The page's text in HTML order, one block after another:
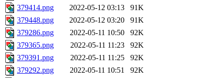
379414.png
2022-05-12 03:13
91K
379448.png
2022-05-12 03:20
91K
379286.png
2022-05-11 10:50
92K
379365.png
2022-05-11 11:23
92K
379391.png
2022-05-11 11:25
92K
379292.png
2022-05-11 10:51
92K